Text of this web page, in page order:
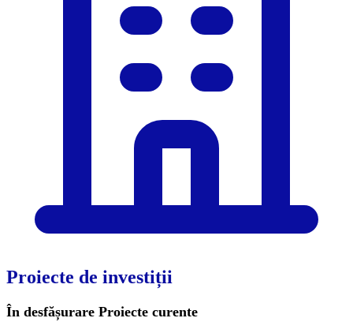
Proiecte de investiții
În desfășurare Proiecte curente